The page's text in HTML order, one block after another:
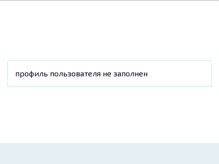
профиль пользователя не заполнен